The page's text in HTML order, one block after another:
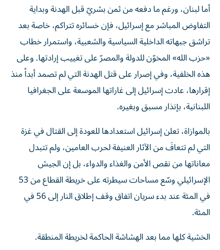
أما لبنان، ورغم ما دفعه من ثمن بشريّ قبل الهدنة وبداية
التفاوض المباشر مع إسرائيل، فإن خسائره تتراكم، خاصة بعد
تراشق جبهاته الداخلية السياسية والشعبية، واستمرار خطاب
«حزب الله» المخوّن للدولة والمصرّ على تغييب إرادتها. وعلى
هذه الخلفية، وفي إصرار على قتل الهدنة التي لم تصمد أبداً منذ
إقرارها، عادت إسرائيل إلى غاراتها الموسعة على الجغرافيا
اللبنانية، بإنذار مسبق وبغيره.
بالموازاة، تعلن إسرائيل استعدادها للعودة إلى القتال في غزة
التي لم تتعافَ من الآثار العنيفة لحرب العامين، ولم تتبدل
معاناتها من نقص الأمن والغذاء والدواء، بل إن الجيش
الإسرائيلي وسّع مساحات سيطرته على خريطة القطاع من 53
في المئة عند بدء سريان اتفاق وقف إطلاق النار إلى 56 في
المئة.
الخشية كلها مما بعد الهشاشة الحاكمة لخريطة المنطقة.